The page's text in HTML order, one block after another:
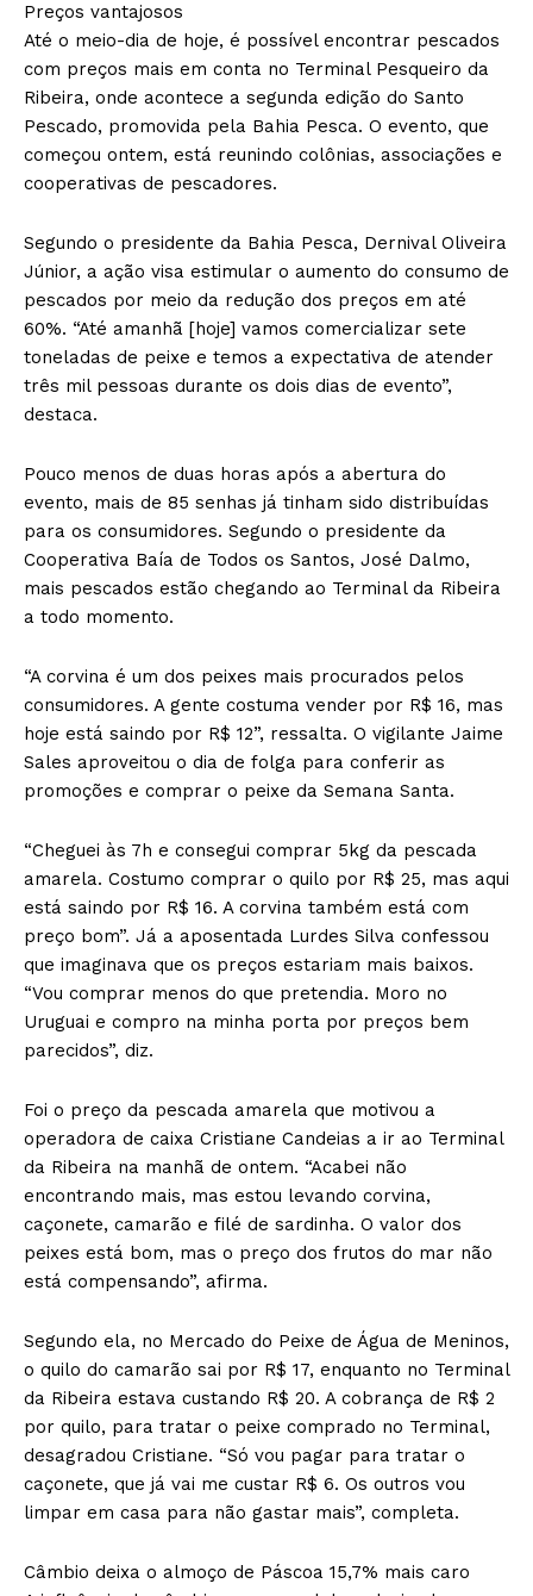
Preços vantajosos
Até o meio-dia de hoje, é possível encontrar pescados
com preços mais em conta no Terminal Pesqueiro da
Ribeira, onde acontece a segunda edição do Santo
Pescado, promovida pela Bahia Pesca. O evento, que
começou ontem, está reunindo colônias, associações e
cooperativas de pescadores.
Segundo o presidente da Bahia Pesca, Dernival Oliveira
Júnior, a ação visa estimular o aumento do consumo de
pescados por meio da redução dos preços em até
60%. “Até amanhã [hoje] vamos comercializar sete
toneladas de peixe e temos a expectativa de atender
três mil pessoas durante os dois dias de evento”,
destaca.
Pouco menos de duas horas após a abertura do
evento, mais de 85 senhas já tinham sido distribuídas
para os consumidores. Segundo o presidente da
Cooperativa Baía de Todos os Santos, José Dalmo,
mais pescados estão chegando ao Terminal da Ribeira
a todo momento.
“A corvina é um dos peixes mais procurados pelos
consumidores. A gente costuma vender por R$ 16, mas
hoje está saindo por R$ 12”, ressalta. O vigilante Jaime
Sales aproveitou o dia de folga para conferir as
promoções e comprar o peixe da Semana Santa.
“Cheguei às 7h e consegui comprar 5kg da pescada
amarela. Costumo comprar o quilo por R$ 25, mas aqui
está saindo por R$ 16. A corvina também está com
preço bom”. Já a aposentada Lurdes Silva confessou
que imaginava que os preços estariam mais baixos.
“Vou comprar menos do que pretendia. Moro no
Uruguai e compro na minha porta por preços bem
parecidos”, diz.
Foi o preço da pescada amarela que motivou a
operadora de caixa Cristiane Candeias a ir ao Terminal
da Ribeira na manhã de ontem. “Acabei não
encontrando mais, mas estou levando corvina,
caçonete, camarão e filé de sardinha. O valor dos
peixes está bom, mas o preço dos frutos do mar não
está compensando”, afirma.
Segundo ela, no Mercado do Peixe de Água de Meninos,
o quilo do camarão sai por R$ 17, enquanto no Terminal
da Ribeira estava custando R$ 20. A cobrança de R$ 2
por quilo, para tratar o peixe comprado no Terminal,
desagradou Cristiane. “Só vou pagar para tratar o
caçonete, que já vai me custar R$ 6. Os outros vou
limpar em casa para não gastar mais”, completa.
Câmbio deixa o almoço de Páscoa 15,7% mais caro